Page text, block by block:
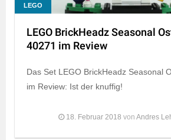
LEGO
LEGO BrickHeadz Seasonal
40271 im Review
Das Set LEGO BrickHeadz Seasonal
im Review: Ist der knuffig!
18. Februar 2018 von Andres